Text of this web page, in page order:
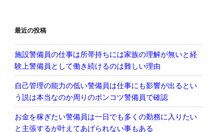
ン
最近の投稿
施設警備員の仕事は所帯持ちには家族の理解が無いと経
験上警備員として働き続けるのは難しい理由
自己管理の能力の低い警備員は仕事にも影響が出るとい
う説は本当なのか周りのポンコツ警備員で確認
お金を稼ぎたい警備員は一日でも多くの勤務に入りたい
と主張するが叶えてあげられない事もある